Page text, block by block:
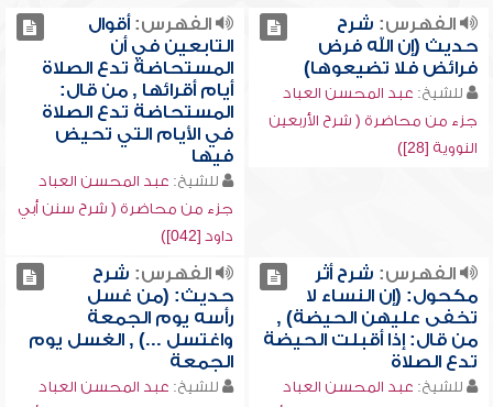
الفهرس: شرح
حديث (إن الله فرض
فرائض فلا تضيعوها)
للشيخ: عبد المحسن العباد
جزء من محاضرة ( شرح الأربعين
النووية [28])
الفهرس:أقوال
التابعين في أن
المستحاضة تدع الصلاة
أيام أقرائها , من قال:
المستحاضة تدع الصلاة
في الأيام التي تحيض
فيها
للشيخ: عبد المحسن العباد
جزء من محاضرة ( شرح سنن أبي
داود [042])
الفهرس: شرح أثر
مكحول: (إن النساء لا
تخفى عليهن الحيضة) ,
من قال: إذا أقبلت الحيضة
تدع الصلاة
للشيخ: عبد المحسن العباد
الفهرس: شرح
حديث: (من غسل
رأسه يوم الجمعة
واغتسل ...) , الغسل يوم
الجمعة
للشيخ: عبد المحسن العباد